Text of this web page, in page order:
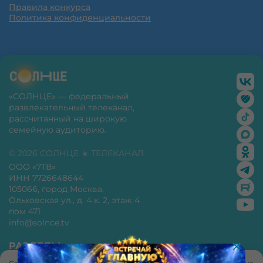
Правила конкурса
Политика конфиденциальности
«СОЛНЦЕ» — федеральный
развлекательный телеканал,
рассчитанный на широкую
семейную аудиторию.
© 2026 СОЛНЦЕ ☀️ ТЕЛЕКАНАЛ
ООО «7ТВ»
ИНН 7726648644
105066, город Москва,
Ольховская ул., д. 4 к. 2, этаж 4
пом 471
info@solnce.tv
РАЗДЕЛЫ